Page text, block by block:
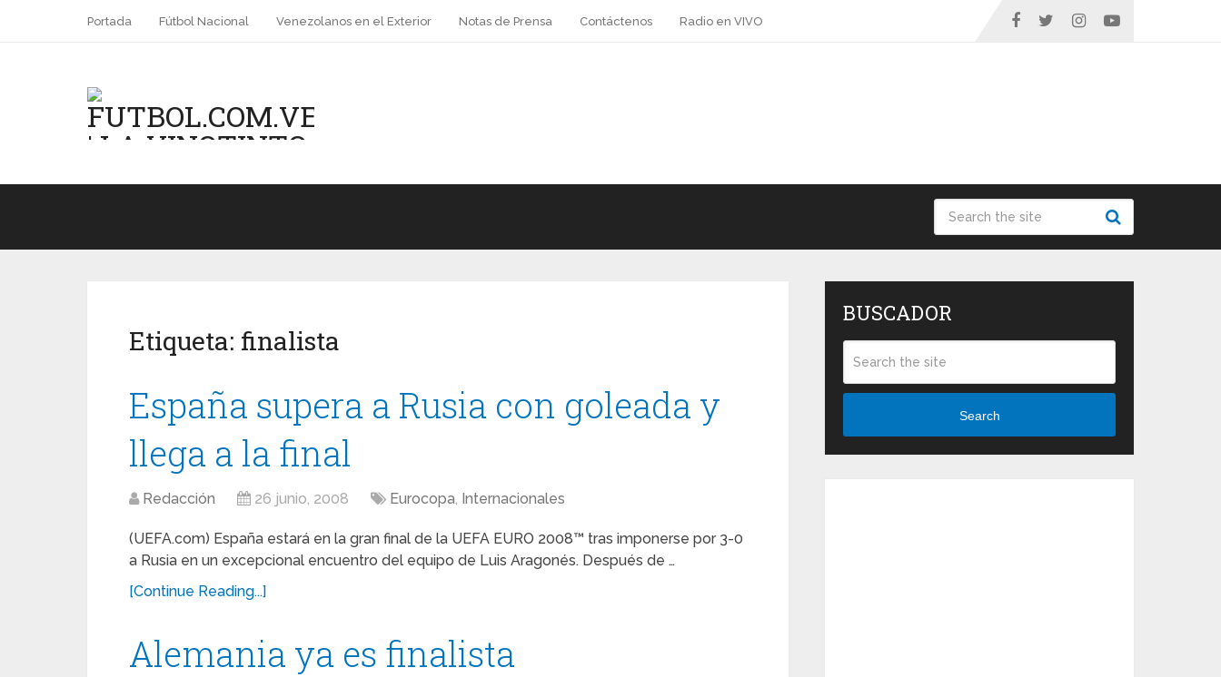
Portada Fútbol Nacional Venezolanos en el Exterior Notas de Prensa Contáctenos Radio en VIVO
Etiqueta: finalista
España supera a Rusia con goleada y
llega a la final
Redacción 26 junio, 2008 Eurocopa, Internacionales
(UEFA.com) España estará en la gran final de la UEFA EURO 2008™ tras imponerse por 3-0
a Rusia en un excepcional encuentro del equipo de Luis Aragonés. Después de …
[Continue Reading...]
Alemania ya es finalista
BUSCADOR
Search